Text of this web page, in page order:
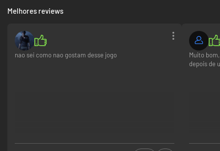
Melhores reviews
nao sei como nao gostam desse jogo
Muito
depois de